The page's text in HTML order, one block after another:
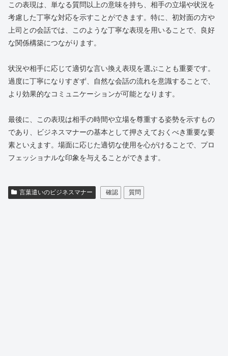
この表現は、単なる質問以上の意味を持ち、相手の立場や状況を
考慮した丁寧な対応を示すことができます。特に、初対面の方や
上司との会話では、このような丁寧な表現を用いることで、良好
な関係構築につながります。
状況や相手に応じて適切な言い換え表現を選ぶことも重要です。
過度に丁寧になりすぎず、自然な会話の流れを意識することで、
より効果的なコミュニケーションが可能となります。
最後に、この表現は相手の時間や立場を尊重する姿勢を示すもの
であり、ビジネスマナーの基本として押さえておくべき重要な要
素といえます。場面に応じた適切な使用を心がけることで、プロ
フェッショナルな印象を与えることができます。
言葉遣いのビジネスマナー 確認 質問